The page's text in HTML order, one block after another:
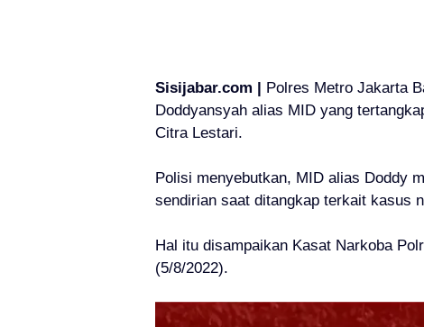
Sisijabar.com | Polres Metro Jakarta
Doddyansyah alias MID yang
Citra Lestari.
Polisi menyebutkan, MID alias Doddy
sendirian saat ditangkap terkait kasus
Hal itu disampaikan Kasat Narkoba
(5/8/2022).